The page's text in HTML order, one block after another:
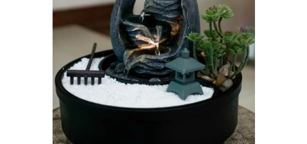
Mã giảm giá:
Ngày hết hạn: